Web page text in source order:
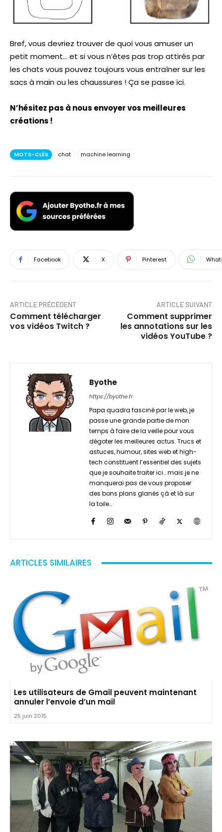
Bref, vous devriez trouver de quoi vous amuser un
petit moment… et si vous n’êtes pas trop attirés par
les chats vous pouvez toujours vous entraîner sur les
sacs à main ou les chaussures ! Ça se passe ici.
N’hésitez pas à nous envoyer vos meilleures
créations !
MOTS-CLÉS chat machine learning
Facebook X Pinterest
ARTICLE PRÉCÉDENT
Comment télécharger
vos vidéos Twitch ?
ARTICLE SUIVANT
Comment supprimer
les annotations sur les
vidéos YouTube ?
Byothe
https://byothe.fr
Papa quadra fasciné par le web, je
passe une grande partie de mon
temps à faire de la veille pour vous
dégoter les meilleures actus. Trucs et
astuces, humour, sites web et high-
tech constituent l’essentiel des sujets
que je souhaite traiter ici… mais je ne
manquerai pas de vous proposer
des bons plans glanés çà et là sur
la toile…
ARTICLES SIMILAIRES
Les utilisateurs de Gmail peuvent maintenant
annuler l’envoie d’un mail
25 juin 2015